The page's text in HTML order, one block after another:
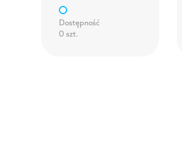
Dostępność
0 szt.